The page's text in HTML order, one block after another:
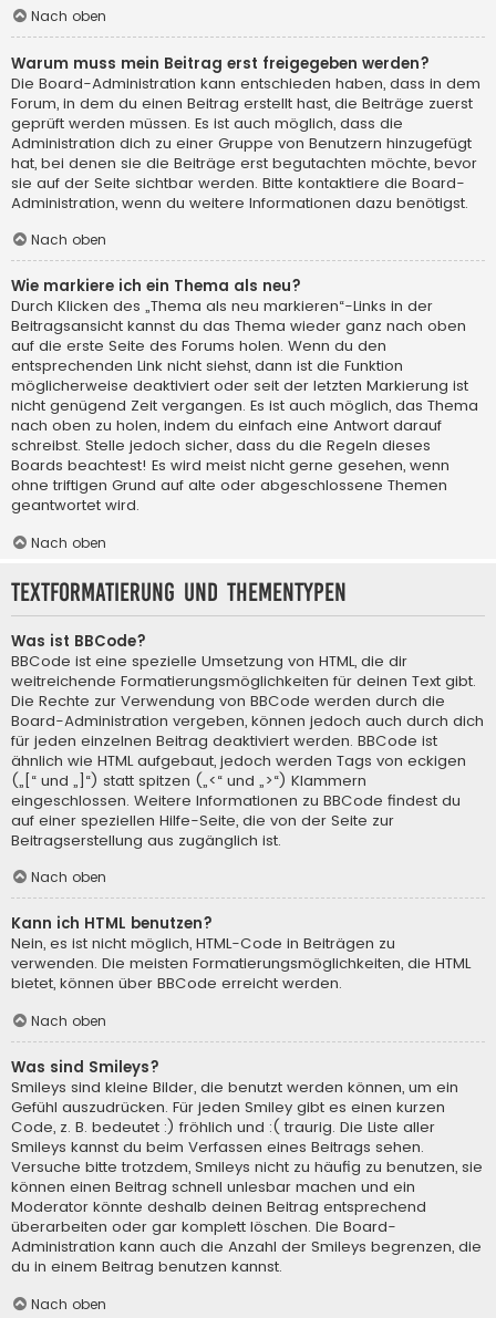
Nach oben
Warum muss mein Beitrag erst freigegeben werden?
Die Board-Administration kann entschieden haben, dass in dem
Forum, in dem du einen Beitrag erstellt hast, die Beiträge zuerst
geprüft werden müssen. Es ist auch möglich, dass die
Administration dich zu einer Gruppe von Benutzern hinzugefügt
hat, bei denen sie die Beiträge erst begutachten möchte, bevor
sie auf der Seite sichtbar werden. Bitte kontaktiere die Board-
Administration, wenn du weitere Informationen dazu benötigst.
Nach oben
Wie markiere ich ein Thema als neu?
Durch Klicken des „Thema als neu markieren“-Links in der
Beitragsansicht kannst du das Thema wieder ganz nach oben
auf die erste Seite des Forums holen. Wenn du den
entsprechenden Link nicht siehst, dann ist die Funktion
möglicherweise deaktiviert oder seit der letzten Markierung ist
nicht genügend Zeit vergangen. Es ist auch möglich, das Thema
nach oben zu holen, indem du einfach eine Antwort darauf
schreibst. Stelle jedoch sicher, dass du die Regeln dieses
Boards beachtest! Es wird meist nicht gerne gesehen, wenn
ohne triftigen Grund auf alte oder abgeschlossene Themen
geantwortet wird.
Nach oben
Textformatierung und Thementypen
Was ist BBCode?
BBCode ist eine spezielle Umsetzung von HTML, die dir
weitreichende Formatierungsmöglichkeiten für deinen Text gibt.
Die Rechte zur Verwendung von BBCode werden durch die
Board-Administration vergeben, können jedoch auch durch dich
für jeden einzelnen Beitrag deaktiviert werden. BBCode ist
ähnlich wie HTML aufgebaut, jedoch werden Tags von eckigen
(„[“ und „]“) statt spitzen („<“ und „>“) Klammern
eingeschlossen. Weitere Informationen zu BBCode findest du
auf einer speziellen Hilfe-Seite, die von der Seite zur
Beitragserstellung aus zugänglich ist.
Nach oben
Kann ich HTML benutzen?
Nein, es ist nicht möglich, HTML-Code in Beiträgen zu
verwenden. Die meisten Formatierungsmöglichkeiten, die HTML
bietet, können über BBCode erreicht werden.
Nach oben
Was sind Smileys?
Smileys sind kleine Bilder, die benutzt werden können, um ein
Gefühl auszudrücken. Für jeden Smiley gibt es einen kurzen
Code, z. B. bedeutet :) fröhlich und :( traurig. Die Liste aller
Smileys kannst du beim Verfassen eines Beitrags sehen.
Versuche bitte trotzdem, Smileys nicht zu häufig zu benutzen, sie
können einen Beitrag schnell unlesbar machen und ein
Moderator könnte deshalb deinen Beitrag entsprechend
überarbeiten oder gar komplett löschen. Die Board-
Administration kann auch die Anzahl der Smileys begrenzen, die
du in einem Beitrag benutzen kannst.
Nach oben